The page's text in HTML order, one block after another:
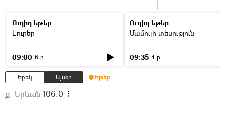
Ուղիղ եթեր
Լուրեր
09:00 6 ր
Ուղիղ եթեր
Մամուլի տեսություն
09:35 4 ր
Երեկ Այսօր Եթեր
ք. Երևան 106.0